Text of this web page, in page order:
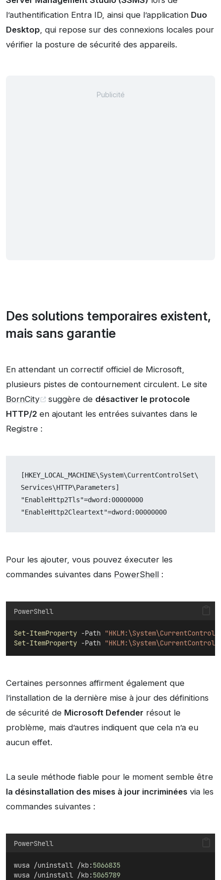
l’authentification Entra ID, ainsi que l’application Duo
Desktop, qui repose sur des connexions locales pour
vérifier la posture de sécurité des appareils.
Des solutions temporaires existent,
mais sans garantie
En attendant un correctif officiel de Microsoft,
plusieurs pistes de contournement circulent. Le site
BornCity
suggère de désactiver le protocole
HTTP/2 en ajoutant les entrées suivantes dans le
Registre :
[HKEY_LOCAL_MACHINE\System\CurrentControlSet\
Services\HTTP\Parameters]
"EnableHttp2Tls"=dword:00000000
"EnableHttp2Cleartext"=dword:00000000
Pour les ajouter, vous pouvez éxecuter les
commandes suivantes dans PowerShell :
PowerShell
Set-ItemProperty -Path
Set-ItemProperty -Path
Certaines personnes affirment également que
l’installation de la dernière mise à jour des définitions
de sécurité de Microsoft Defender résout le
problème, mais d’autres indiquent que cela n’a eu
aucun effet.
La seule méthode fiable pour le moment semble être
la désinstallation des mises à jour incriminées via les
commandes suivantes :
PowerShell
wusa /uninstall /kb:5066835
wusa /uninstall /kb:5065789